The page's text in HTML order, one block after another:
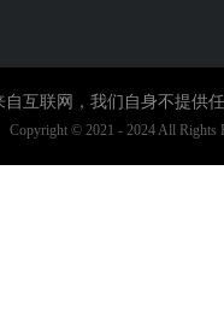
互联网，我们自身不提
Copyright © 2021 - 2024 All Rights